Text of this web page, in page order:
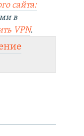
сайта:
в
VPN.